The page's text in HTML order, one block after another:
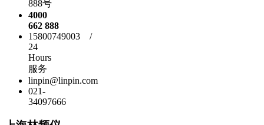
888号
4000
662 888
15800749003 /
24
Hours
服务
linpin@linpin.com
021-
34097666